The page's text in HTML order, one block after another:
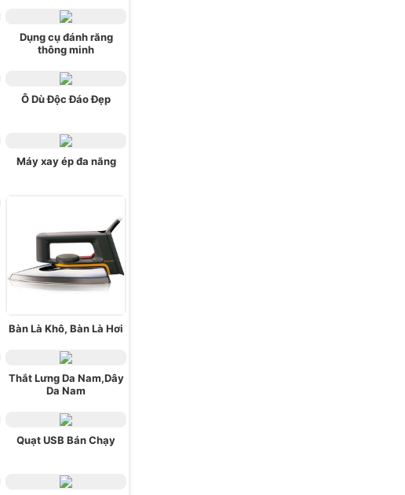
Dụng cụ đánh răng
thông minh
Ô Dù Độc Đáo Đẹp
Máy xay ép đa năng
Bàn Là Khô, Bàn Là Hơi
Thắt Lưng Da Nam,Dây
Da Nam
Quạt USB Bán Chạy